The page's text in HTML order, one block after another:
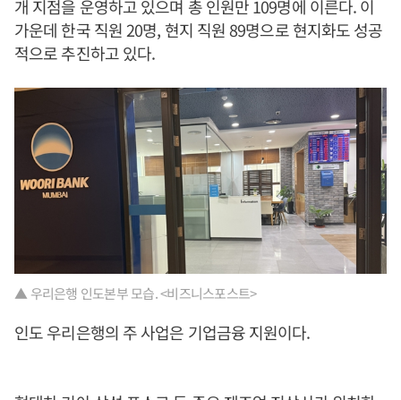
개 지점을 운영하고 있으며 총 인원만 109명에 이른다. 이
가운데 한국 직원 20명, 현지 직원 89명으로 현지화도 성공
적으로 추진하고 있다.
▲ 우리은행 인도본부 모습. <비즈니스포스트>
인도 우리은행의 주 사업은 기업금융 지원이다.